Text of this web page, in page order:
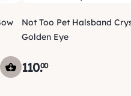
Not Too Pet Halsband
Golden Eye
110.00